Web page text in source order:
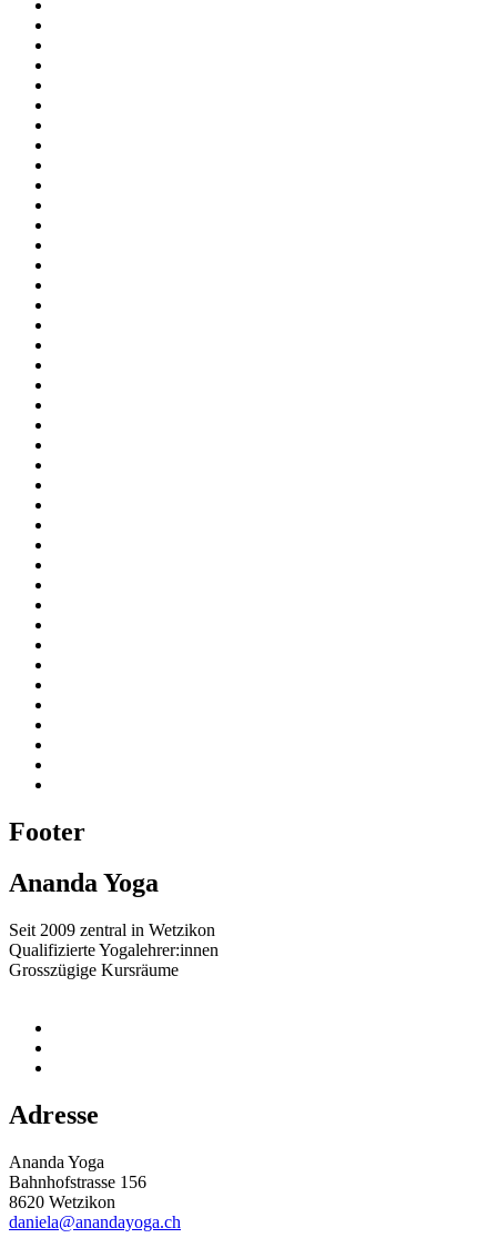
Footer
Ananda Yoga
Seit 2009 zentral in Wetzikon
Qualifizierte Yogalehrer:innen
Grosszügige Kursräume
Adresse
Ananda Yoga
Bahnhofstrasse 156
8620 Wetzikon
daniela@anandayoga.ch